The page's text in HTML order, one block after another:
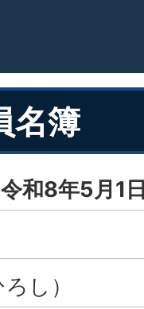
名簿
和8年5月1
し）